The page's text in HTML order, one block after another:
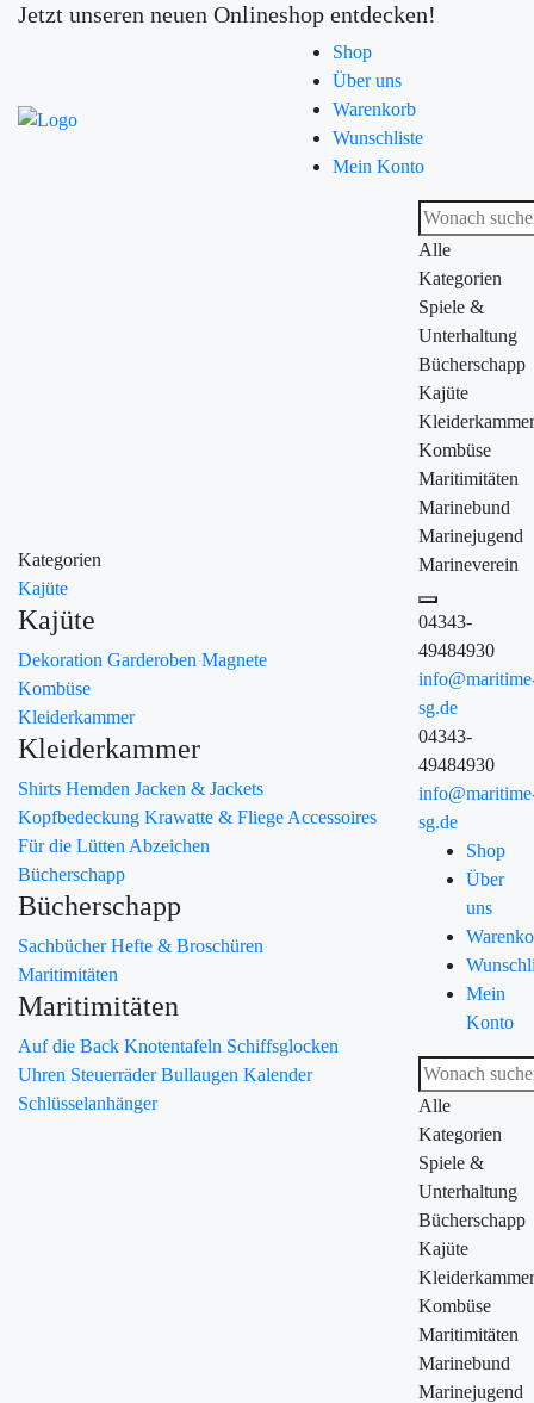
Jetzt unseren neuen Onlineshop entdecken!
Shop
Über uns
Warenkorb
Wunschliste
Mein Konto
Kategorien
Kajüte
Kajüte
Dekoration Garderoben Magnete
Kombüse
Kleiderkammer
Kleiderkammer
Shirts Hemden Jacken & Jackets
Kopfbedeckung Krawatte & Fliege Accessoires
Für die Lütten Abzeichen
Bücherschapp
Bücherschapp
SachbücherHefte & Broschüren
Maritimitäten
Maritimitäten
Auf die Back Knotentafeln Schiffsglocken
Uhren SteuerräderBullaugen Kalender
Schlüsselanhänger
Alle
Kategorien
Spiele &
Unterhaltung
Bücherschapp
Kajüte
Kleiderkammer
Kombüse
Maritimitäten
Marinebund
Marinejugend
Marineverein
04343-
49484930
sg.de
04343-
49484930
sg.de
Shop
Über
uns
Mein
Konto
Alle
Kategorien
Spiele &
Unterhaltung
Bücherschapp
Kajüte
Kleiderkammer
Kombüse
Maritimitäten
Marinebund
Marinejugend